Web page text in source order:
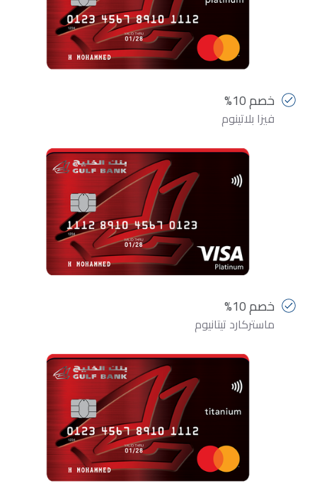
خصم 10%
فيزا بلاتينوم
خصم 10%
ماستركارد تيتانيوم